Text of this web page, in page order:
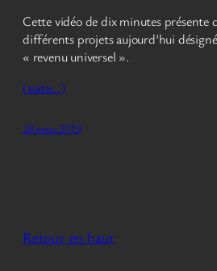
Cette vidéo de dix minutes présente
différents projets aujourd’hui
« revenu universel ».
(suite…)
28 mars 2019
Retour en haut